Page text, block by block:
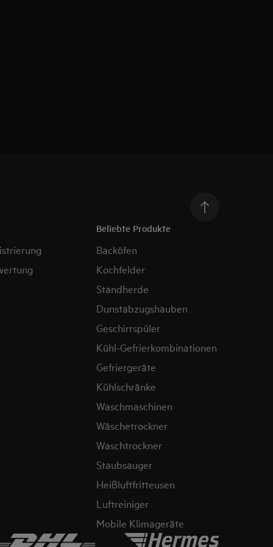
Beliebte Produkte
Backöfen
Kochfelder
Standherde
Dunstabzugshauben
Geschirrspüler
Kühl-Gefrierkombinationen
Gefriergeräte
Kühlschränke
Waschmaschinen
Wäschetrockner
Waschtrockner
Staubsauger
Heißluftfritteusen
Luftreiniger
Mobile Klimageräte